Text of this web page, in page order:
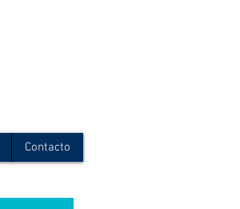
Contacto